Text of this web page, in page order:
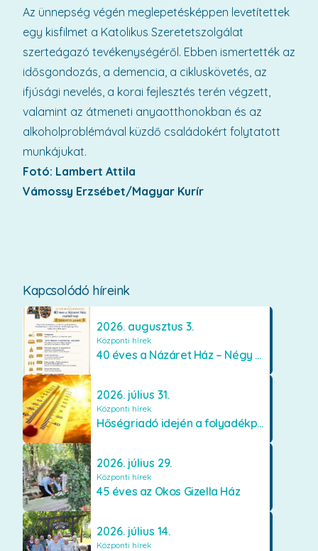
Kapcsolódó híreink
2026. augusztus 3.
Központi hírek
40 éves a Názáret Ház – Négy évtized szeretetben és gondoskodásban
2026. július 31.
Központi hírek
Hőségriadó idején a folyadékpótlás életet menthet
2026. július 29.
Központi hírek
45 éves az Okos Gizella Ház
2026. július 14.
Központi hírek
Az ünnepség végén meglepetésképpen levetítettek
egy kisfilmet a Katolikus Szeretetszolgálat
szerteágazó tevékenységéről. Ebben ismertették az
idősgondozás, a demencia, a cikluskövetés, az
ifjúsági nevelés, a korai fejlesztés terén végzett,
valamint az átmeneti anyaotthonokban és az
alkoholproblémával küzdő családokért folytatott
munkájukat.
Fotó: Lambert Attila
Vámossy Erzsébet/Magyar Kurír